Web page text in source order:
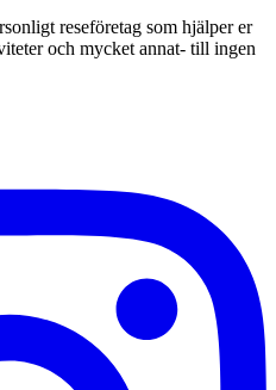
reseföretag som hjälper er
och mycket annat- till ingen